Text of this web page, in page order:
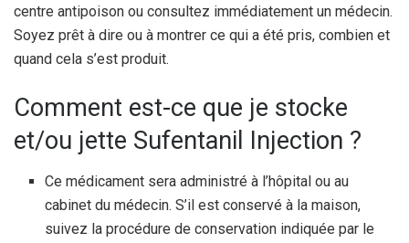
centre antipoison ou consultez immédiatement un médecin.
Soyez prêt à dire ou à montrer ce qui a été pris, combien et
quand cela s’est produit.
Comment est-ce que je stocke
et/ou jette Sufentanil Injection ?
Ce médicament sera administré à l’hôpital ou au
cabinet du médecin. S’il est conservé à la maison,
suivez la procédure de conservation indiquée par le